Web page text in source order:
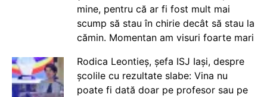
mine, pentru că ar fi fost mult mai
scump să stau în chirie decât să stau la
cămin. Momentan am visuri foarte mari
Rodica Leontieș, șefa ISJ Iași, despre
școlile cu rezultate slabe: Vina nu
poate fi dată doar pe profesor sau pe